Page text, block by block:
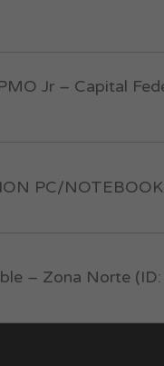
Jr – Capital
PC/
– Zona Norte